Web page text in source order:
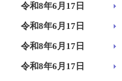
令和8年6月17日
令和8年6月17日
令和8年6月17日
令和8年6月17日